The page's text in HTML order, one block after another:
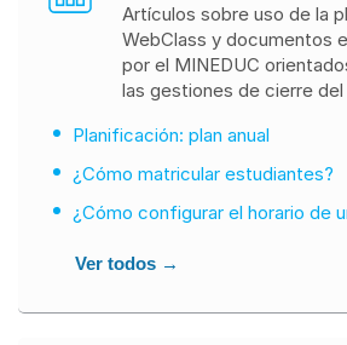
Artículos sobre uso de la
WebClass y documentos
por el MINEDUC
las gestiones de cierre del
Planificación: plan anual
¿Cómo matricular estudiantes?
¿Cómo configurar el horario de
Ver todos →